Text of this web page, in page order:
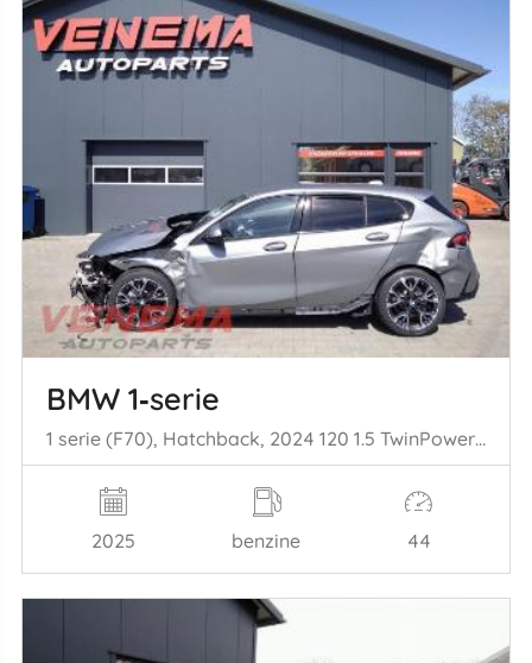
BMW 1‑serie
1 serie (F70), Hatchback, 2024 120 1.5 TwinPower Turbo 12V
2025 benzine 44